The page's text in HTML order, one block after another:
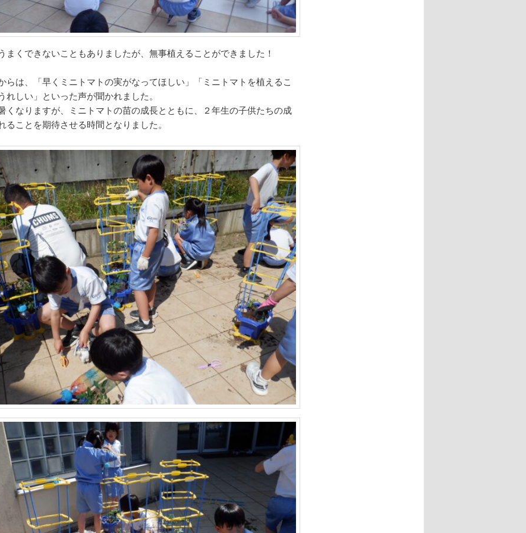
まくできないこともありましたが、無事植えることができました！
らは、「早くミニトマトの実がなってほしい」「ミニトマトを植えるこ
れしい」といった声が聞かれました。
くなりますが、ミニトマトの苗の成長とともに、２年生の子供たちの成
ることを期待させる時間となりました。